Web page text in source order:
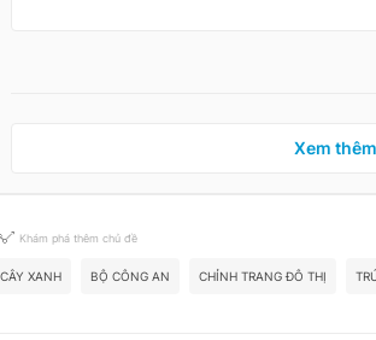
Xem
Khám phá thêm chủ đề
CÂY XANH BỘ CÔNG AN CHỈNH TRANG ĐÔ THỊ